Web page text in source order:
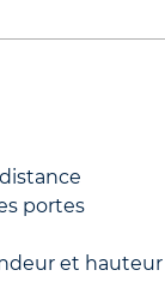
portes
et hauteur